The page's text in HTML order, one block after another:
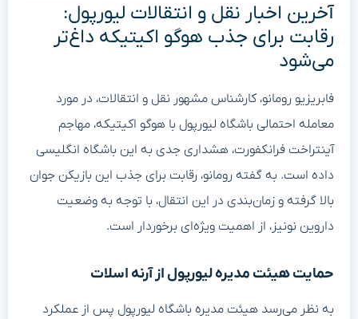
آخرین اخبار نقل و انتقالات لیورپول:
رقابت برای جذب هوگو اکیتیکه داغ‌تر
می‌شود
فابریزیو رومانو، کارشناس مشهور نقل و انتقالات، در مورد
معامله احتمالی باشگاه لیورپول با هوگو اکیتیکه، مهاجم
آینتراخت فرانکفورت، هشداری جدی به این باشگاه انگلیسی
داده است. به گفته رومانو، رقابت برای جذب این بازیکن جوان
بالا گرفته و زمان‌بندی در این انتقال، با توجه به وضعیت
داروین نونیز، از اهمیت ویژه‌ای برخوردار است.
حمایت هیئت مدیره لیورپول از آرنه اسلات
به نظر می‌رسد هیئت مدیره باشگاه لیورپول پس از عملکرد